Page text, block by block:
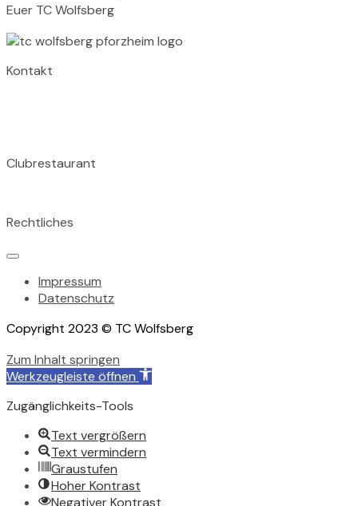
Euer TC Wolfsberg
Kontakt
Clubrestaurant
Rechtliches
Impressum
Datenschutz
Copyright 2023 © TC Wolfsberg
Zum Inhalt springen
Werkzeugleiste öffnen
Zugänglichkeits-Tools
Text vergrößern
Text vermindern
Graustufen
Hoher Kontrast
Negativer Kontrast